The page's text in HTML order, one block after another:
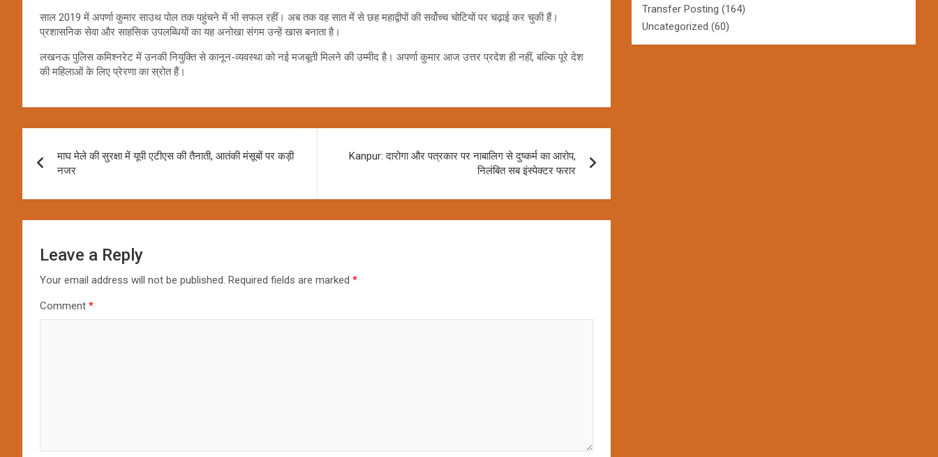
साल 2019 में अपर्णा कुमार साउथ पोल तक पहुंचने में भी सफल रहीं। अब तक वह सात में से छह महाद्वीपों की सर्वोच्च चोटियों पर चढ़ाई कर चुकी हैं।
प्रशासनिक सेवा और साहसिक उपलब्धियों का यह अनोखा संगम उन्हें खास बनाता है।
लखनऊ पुलिस कमिश्नरेट में उनकी नियुक्ति से कानून-व्यवस्था को नई मजबूती मिलने की उम्मीद है। अपर्णा कुमार आज उत्तर प्रदेश ही नहीं, बल्कि पूरे देश
की महिलाओं के लिए प्रेरणा का स्रोत हैं।
navigation
माघ मेले की सुरक्षा में यूपी एटीएस की तैनाती, आतंकी मंसूबों पर कड़ी
नजर
Kanpur: दारोगा और पत्रकार पर नाबालिग से दुष्कर्म का आरोप,
निलंबित सब इंस्पेक्टर फरार
Leave a Reply
Your email address will not be published. Required fields are marked *
Comment *
Transfer Posting (164)
Uncategorized (60)